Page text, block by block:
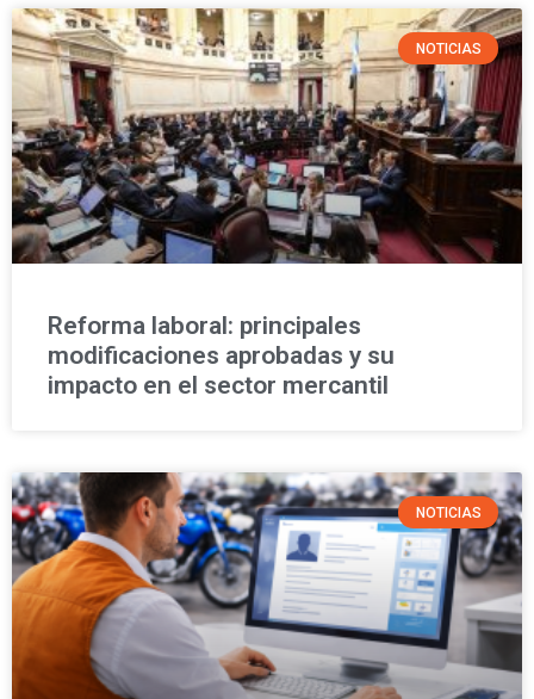
NOTICIAS
Reforma laboral: principales
modificaciones aprobadas y su
impacto en el sector mercantil
NOTICIAS